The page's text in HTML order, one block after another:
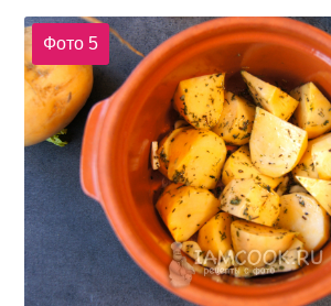
Фото 5